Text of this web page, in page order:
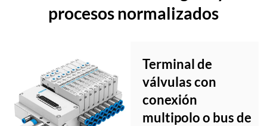
procesos normalizados
Terminal de
válvulas con
conexión
multipolo o bus de